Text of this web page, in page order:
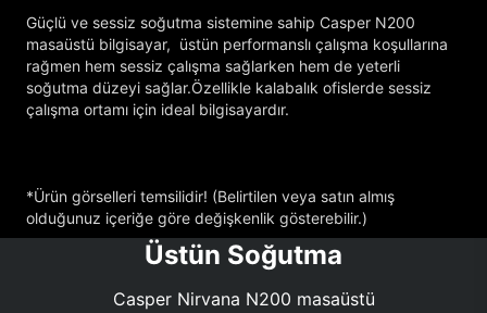
Güçlü ve sessiz soğutma sistemine sahip Casper N200
masaüstü bilgisayar, üstün performanslı çalışma koşullarına
rağmen hem sessiz çalışma sağlarken hem de yeterli
soğutma düzeyi sağlar.Özellikle kalabalık ofislerde sessiz
çalışma ortamı için ideal bilgisayardır.
*Ürün görselleri temsilidir! (Belirtilen veya satın almış
olduğunuz içeriğe göre değişkenlik gösterebilir.)
Üstün Soğutma
Casper Nirvana N200 masaüstü